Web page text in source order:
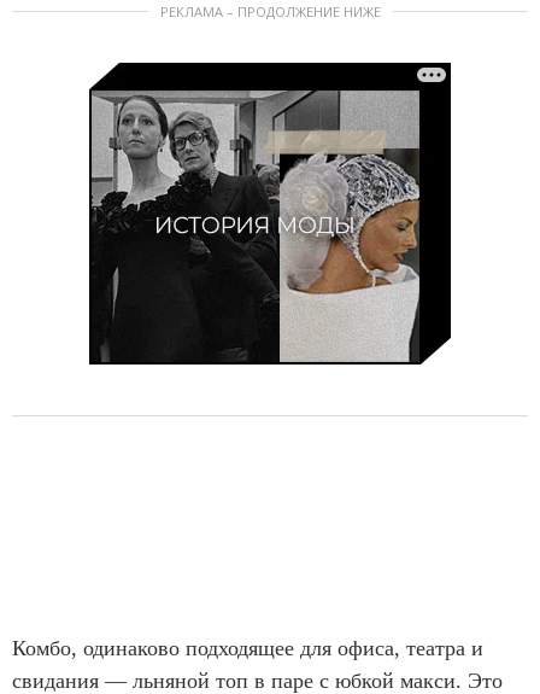
РЕКЛАМА – ПРОДОЛЖЕНИЕ НИЖЕ
Комбо, одинаково подходящее для офиса, театра и
свидания — льняной топ в паре с юбкой макси. Это